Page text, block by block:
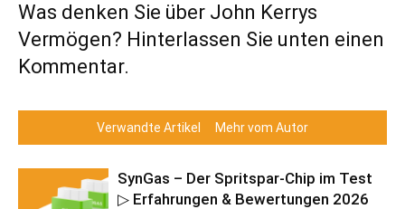
Was denken Sie über John Kerrys
Vermögen? Hinterlassen Sie unten einen
Kommentar.
Verwandte Artikel Mehr vom Autor
SynGas – Der Spritspar-Chip im Test
▷ Erfahrungen & Bewertungen 2026